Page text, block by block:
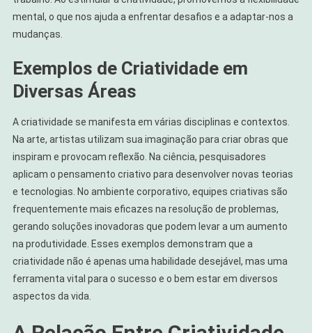
mental, o que nos ajuda a enfrentar desafios e a adaptar-nos a
mudanças.
Exemplos de Criatividade em
Diversas Áreas
A criatividade se manifesta em várias disciplinas e contextos.
Na arte, artistas utilizam sua imaginação para criar obras que
inspiram e provocam reflexão. Na ciência, pesquisadores
aplicam o pensamento criativo para desenvolver novas teorias
e tecnologias. No ambiente corporativo, equipes criativas são
frequentemente mais eficazes na resolução de problemas,
gerando soluções inovadoras que podem levar a um aumento
na produtividade. Esses exemplos demonstram que a
criatividade não é apenas uma habilidade desejável, mas uma
ferramenta vital para o sucesso e o bem estar em diversos
aspectos da vida.